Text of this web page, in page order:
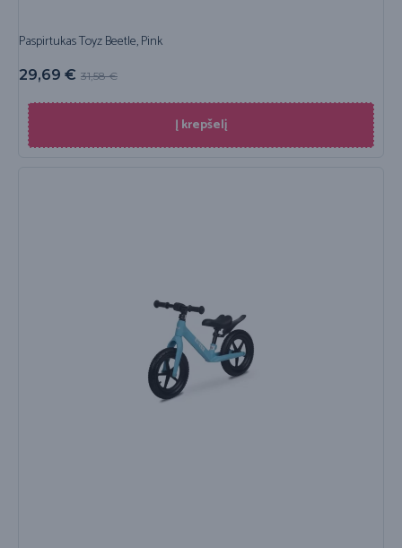
Paspirtukas Toyz Beetle, Pink
31,58€
29,69 €
Į krepšelį